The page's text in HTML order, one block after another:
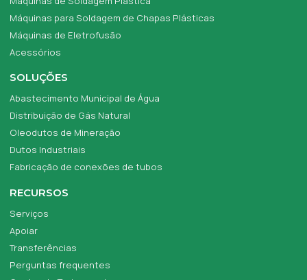
Máquinas para Soldagem de Chapas Plásticas
Máquinas de Eletrofusão
Acessórios
SOLUÇÕES
Abastecimento Municipal de Água
Distribuição de Gás Natural
Oleodutos de Mineração
Dutos Industriais
Fabricação de conexões de tubos
RECURSOS
Serviços
Apoiar
Transferências
Perguntas frequentes